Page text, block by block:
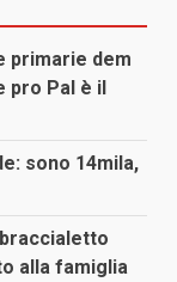
primarie dem
pro Pal è il
sono 14mila,
alla famiglia